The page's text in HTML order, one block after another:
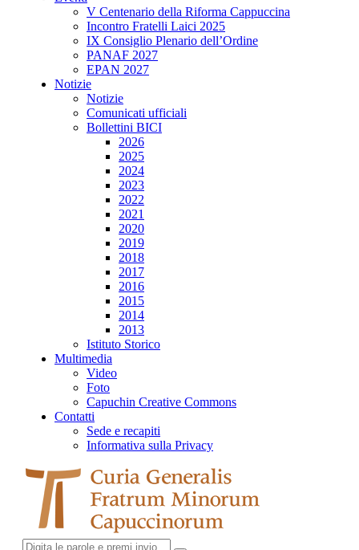
V Centenario della Riforma Cappuccina
Incontro Fratelli Laici 2025
IX Consiglio Plenario dell’Ordine
PANAF 2027
EPAN 2027
Notizie
Notizie
Comunicati ufficiali
Bollettini BICI
2026
2025
2024
2023
2022
2021
2020
2019
2018
2017
2016
2015
2014
2013
Istituto Storico
Multimedia
Video
Foto
Capuchin Creative Commons
Contatti
Sede e recapiti
Informativa sulla Privacy